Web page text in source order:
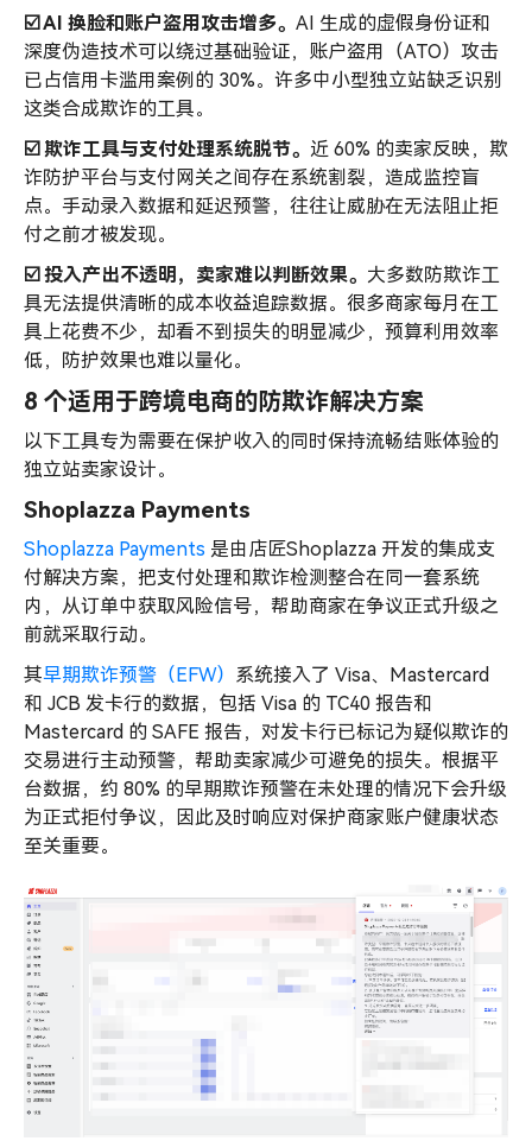
☑️ AI 换脸和账户盗用攻击增多。 AI 生成的虚假身份证和
深度伪造技术可以绕过基础验证，账户盗用（ATO）攻击
已占信用卡滥用案例的 30%。许多中小型独立站缺乏识别
这类合成欺诈的工具。
☑️ 欺诈工具与支付处理系统脱节。 近 60% 的卖家反映，欺
诈防护平台与支付网关之间存在系统割裂，造成监控盲
点。手动录入数据和延迟预警，往往让威胁在无法阻止拒
付之前才被发现。
☑️ 投入产出不透明，卖家难以判断效果。 大多数防欺诈工
具无法提供清晰的成本收益追踪数据。很多商家每月在工
具上花费不少，却看不到损失的明显减少，预算利用效率
低，防护效果也难以量化。
8 个适用于跨境电商的防欺诈解决方案
以下工具专为需要在保护收入的同时保持流畅结账体验的
独立站卖家设计。
Shoplazza Payments
Shoplazza Payments 是由店匠Shoplazza 开发的集成支
付解决方案，把支付处理和欺诈检测整合在同一套系统
内，从订单中获取风险信号，帮助商家在争议正式升级之
前就采取行动。
其早期欺诈预警（EFW） 系统接入了 Visa、Mastercard
和 JCB 发卡行的数据，包括 Visa 的 TC40 报告和
Mastercard 的 SAFE 报告，对发卡行已标记为疑似欺诈的
交易进行主动预警，帮助卖家减少可避免的损失。根据平
台数据，约 80% 的早期欺诈预警在未处理的情况下会升级
为正式拒付争议，因此及时响应对保护商家账户健康状态
至关重要。